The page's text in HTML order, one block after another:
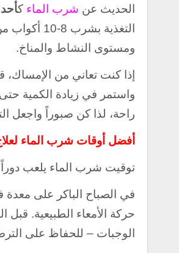
الحديث عن شرب الماء ك
التغذية
ومستوى النشاط والمناخ.
إذا كنت تعاني من الإمساك،
واستمر في زيادة الكمية
راحة، لذا كن صبوراً واجعل
أفضل أوقات شرب الماء
توقيت شرب الماء يلعب دوراً
في الصباح الباكر على معدة
الوجبات – للحفاظ على